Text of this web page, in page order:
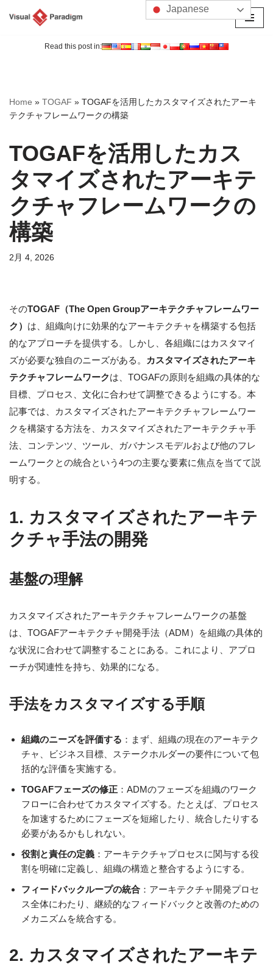
へ
ス
ッ
プ
Read this post in:
Home » TOGAF » TOGAFを活用したカスタマイズされたアーキ
テクチャフレームワークの構築
TOGAFを活用したカス
タマイズされたアーキテ
クチャフレームワークの
構築
2月 4, 2026
そのTOGAF（The Open Groupアーキテクチャフレームワー
ク） は、組織向けに効果的なアーキテクチャを構築する包括
的なアプローチを提供する。しかし、各組織にはカスタマイ
ズが必要な独自のニーズがある。
カスタマイズされたアーキ
テクチャフレームワークは、TOGAFの原則を組織の具体的な
目標、プロセス、文化に合わせて調整できるようにする。本
記事では、カスタマイズされたアーキテクチャフレームワー
クを構築する方法を、カスタマイズされたアーキテクチャ手
法、コンテンツ、ツール、ガバナンスモデルおよび他のフレ
ームワークとの統合という4つの主要な要素に焦点を当てて説
明する。
1. カスタマイズされたアーキテ
クチャ手法の開発
基盤の理解
カスタマイズされたアーキテクチャフレームワークの基盤
は、TOGAFアーキテクチャ開発手法（ADM）を組織の具体的
な状況に合わせて調整することにある。これにより、アプロ
ーチが関連性を持ち、効果的になる。
手法をカスタマイズする手順
組織のニーズを評価する ：まず、組織の現在のアーキテク
チャ、ビジネス目標、ステークホルダーの要件について包
括的な評価を実施する。
TOGAFフェーズの修正 ：ADMのフェーズを組織のワーク
フローに合わせてカスタマイズする。たとえば、プロセス
を加速するためにフェーズを短縮したり、統合したりする
必要があるかもしれない。
役割と責任の定義 ：アーキテクチャプロセスに関与する役
割を明確に定義し、組織の構造と整合するようにする。
フィードバックループの統合 ：アーキテクチャ開発プロセ
ス全体にわたり、継続的なフィードバックと改善のための
メカニズムを統合する。
2. カスタマイズされたアーキテ
Japanese